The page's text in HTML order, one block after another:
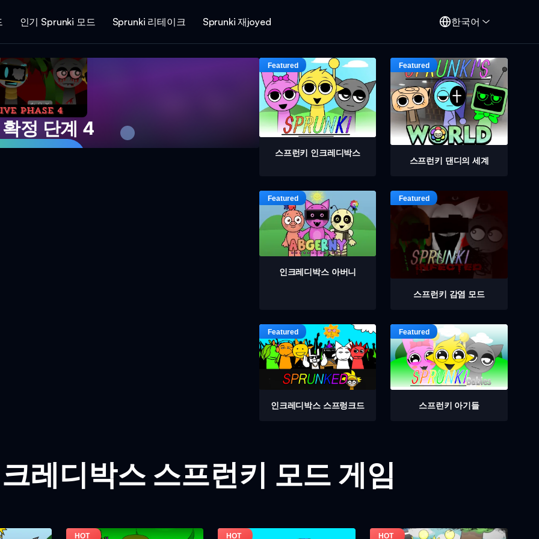
인기 Sprunki 모드 Sprunki 리테이크 Sprunki 재joyed 한국어
정 단계 4
스프런키 인크레디박스
스프런키 댄디의 세계
인크레디박스 아버니
스프런키 감염 모드
인크레디박스 스프렁크드 스프런키 아기들
레디박스 스프런키 모드 게임